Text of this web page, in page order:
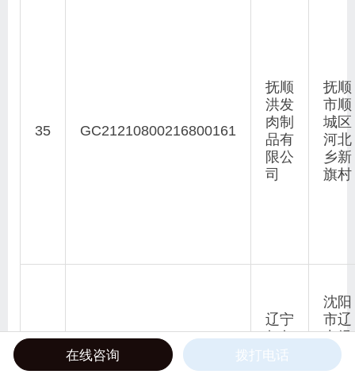
35 GC21210800216800161
抚顺
洪发
肉制
品有
限公
司
抚顺
市顺
城区
河北
乡新
旗村
GC21210800216800162
辽宁
努尔
哈赤
酒业
沈阳
市辽
中经
济开
发区
在线咨询 拨打电话